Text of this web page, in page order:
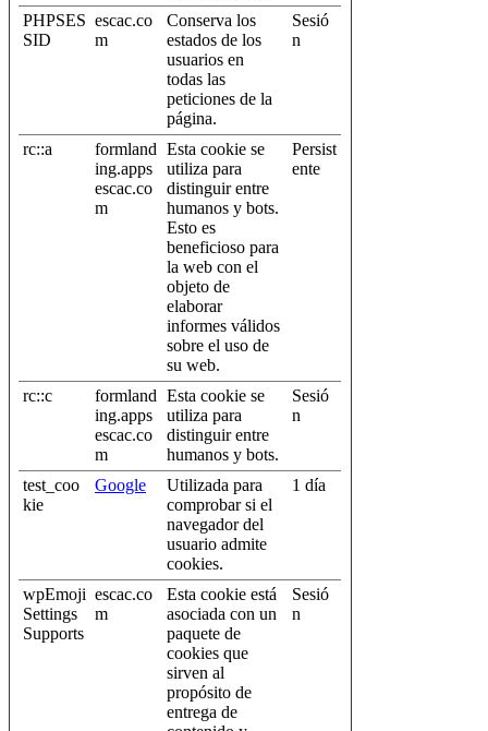
PHPSES
SID
escac.co
m
Conserva los
estados de los
usuarios en
todas las
peticiones de la
página.
Sesió
n
rc::a
formland
ing.apps
escac.co
m
Esta cookie se
utiliza para
distinguir entre
humanos y bots.
Esto es
beneficioso para
la web con el
objeto de
elaborar
informes válidos
sobre el uso de
su web.
Persist
ente
rc::c
formland
ing.apps
escac.co
m
Esta cookie se
utiliza para
distinguir entre
humanos y bots.
Sesió
n
test_coo
kie
Google
Utilizada para
comprobar si el
navegador del
usuario admite
cookies.
1 día
wpEmoji
Settings
Supports
escac.co
m
Esta cookie está
asociada con un
paquete de
cookies que
sirven al
propósito de
entrega de
Sesió
n